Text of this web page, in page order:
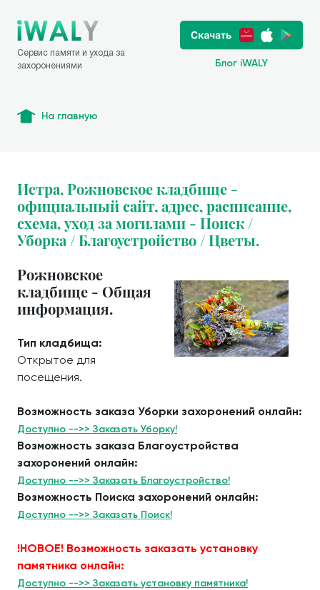
Сервис памяти и ухода за
захоронениями
Блог iWALY
На главную
Истра, Рожновское кладбище -
официальный сайт, адрес, расписание,
схема, уход за могилами - Поиск /
Уборка / Благоустройство / Цветы.
Рожновское
кладбище - Общая
информация.
Тип кладбища:
Открытое для
посещения.
Возможность заказа Уборки захоронений онлайн:
Доступно -->> Заказать Уборку!
Возможность заказа Благоустройства
захоронений онлайн:
Доступно -->> Заказать Благоустройство!
Возможность Поиска захоронений онлайн:
Доступно -->> Заказать Поиск!
!НОВОЕ! Возможность заказать установку
памятника онлайн:
Доступно -->> Заказать установку памятника!